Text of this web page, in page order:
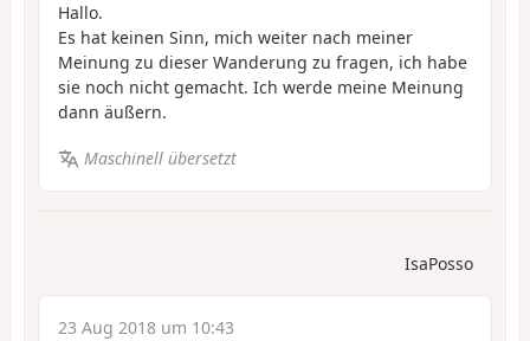
Hallo.
Es hat keinen Sinn, mich weiter nach meiner
Meinung zu dieser Wanderung zu fragen, ich habe
sie noch nicht gemacht. Ich werde meine Meinung
dann äußern.
Maschinell übersetzt
IsaPosso
23 Aug 2018 um 10:43